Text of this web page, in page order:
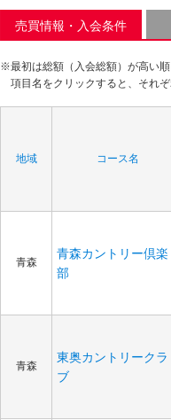
売買情報・入会条件
※最初は総額（入会総額）が高い順
項目名をクリックすると、それ
地域 コース名
青森
青森カントリー倶楽
部
青森
東奥カントリークラ
ブ